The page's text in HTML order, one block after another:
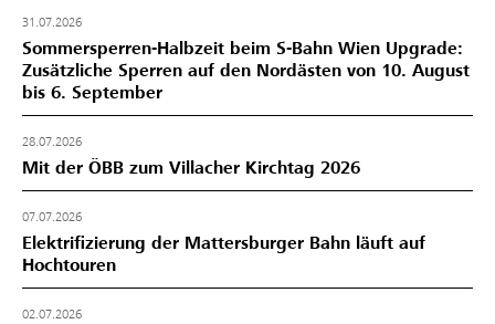
31.07.2026
Sommersperren-Halbzeit beim S-Bahn Wien Upgrade:
Zusätzliche Sperren auf den Nordästen von 10. August
bis 6. September
28.07.2026
Mit der ÖBB zum Villacher Kirchtag 2026
07.07.2026
Elektrifizierung der Mattersburger Bahn läuft auf
Hochtouren
02.07.2026